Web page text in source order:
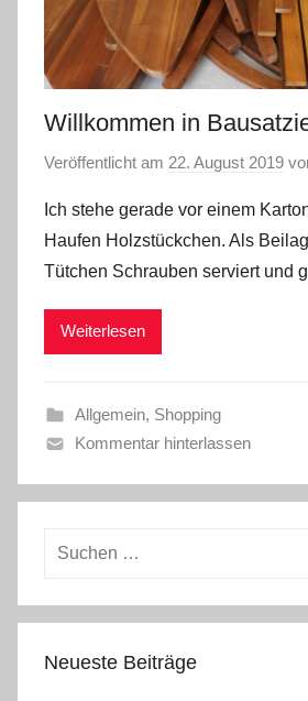
Willkommen in
Veröffentlicht am 22. August 2019
Ich stehe gerade vor einem
Haufen Holzstückchen. Als
Tütchen Schrauben serviert und
Weiterlesen
Allgemein, Shopping
Kommentar hinterlassen
Suchen
Neueste Beiträge